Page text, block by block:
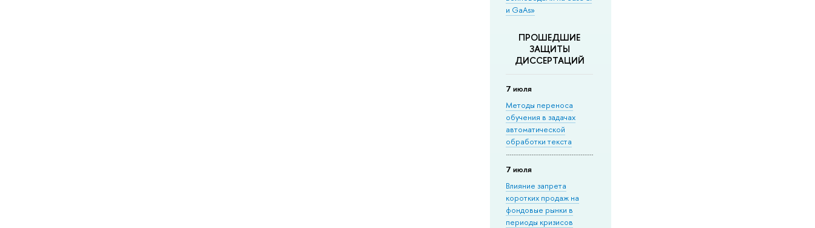
и GaAs»
ПРОШЕДШИЕ
ЗАЩИТЫ
ДИССЕРТАЦИЙ
7 июля
Методы переноса
обучения в задачах
автоматической
обработки текста
7 июля
Влияние запрета
коротких продаж на
фондовые рынки в
периоды кризисов